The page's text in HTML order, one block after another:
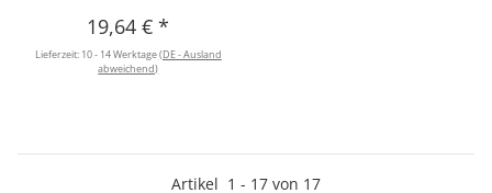
19,64 €*
Lieferzeit: 10 - 14 Werktage(DE - Ausland
abweichend)
Artikel 1 - 17 von 17